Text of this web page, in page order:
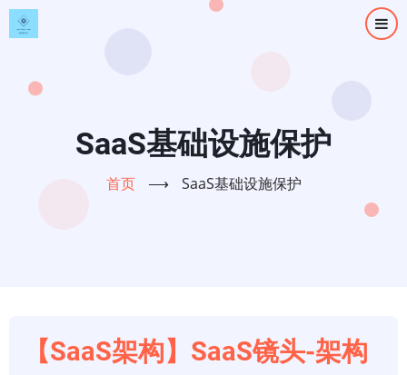
跳
转
SaaS基础设施保护
首页 ⟶ SaaS基础设施保护
【SaaS架构】SaaS镜头-架构